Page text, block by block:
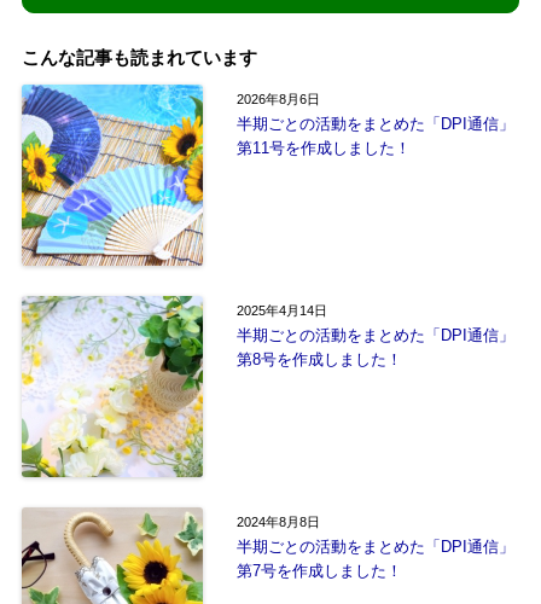
こんな記事も読まれています
2026年8月6日
半期ごとの活動をまとめた「DPI通信」
第11号を作成しました！
2025年4月14日
半期ごとの活動をまとめた「DPI通信」
第8号を作成しました！
2024年8月8日
半期ごとの活動をまとめた「DPI通信」
第7号を作成しました！